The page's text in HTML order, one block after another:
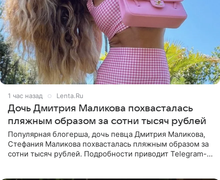
1 час назад Lenta.Ru
Дочь Дмитрия Маликова похвасталась
пляжным образом за сотни тысяч рублей
Популярная блогерша, дочь певца Дмитрия Маликова,
Стефания Маликова похвасталась пляжным образом за
сотни тысяч рублей. Подробности приводит Telegram-